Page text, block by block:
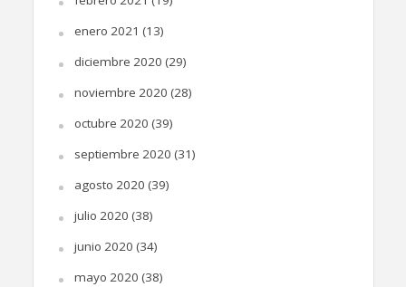
enero 2021 (13)
diciembre 2020 (29)
noviembre 2020 (28)
octubre 2020 (39)
septiembre 2020 (31)
agosto 2020 (39)
julio 2020 (38)
junio 2020 (34)
mayo 2020 (38)